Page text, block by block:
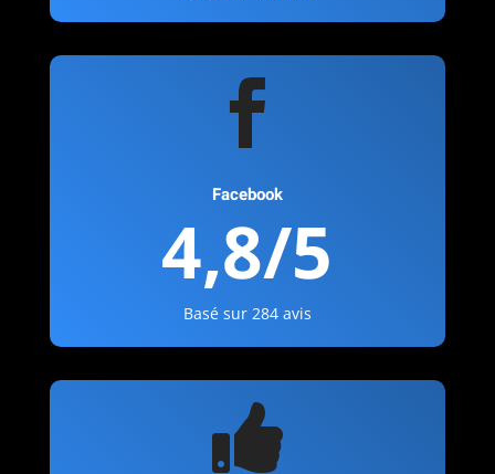

Facebook
4,8/5
Basé sur 284 avis
